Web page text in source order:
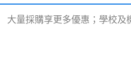
大量採購享更多優惠；學校及